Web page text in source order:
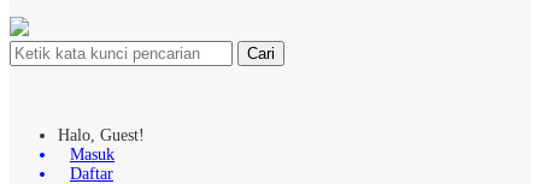
Cari
Halo, Guest!
Masuk
Daftar